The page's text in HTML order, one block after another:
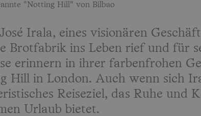
"Notting Hill" von Bilbao
Irala, eines visionären
Brotfabrik ins Leben rief und für
erinnern in ihrer farbenfrohen
Hill in London. Auch wenn sich
Reiseziel, das Ruhe und
Urlaub bietet.